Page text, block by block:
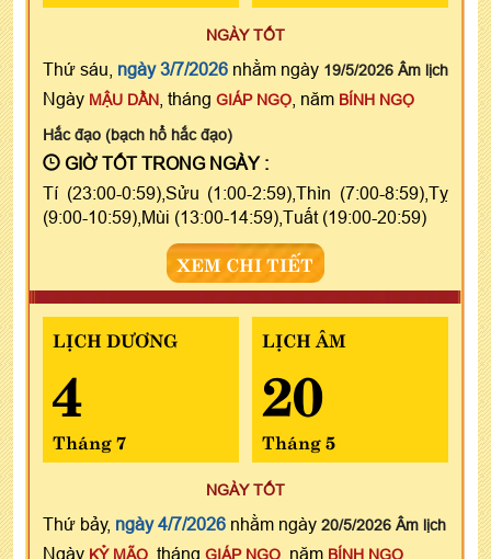
NGÀY TỐT
Thứ sáu, ngày 3/7/2026 nhằm ngày 19/5/2026 Âm lịch
Ngày MẬU DẦN , tháng GIÁP NGỌ , năm BÍNH NGỌ
Hắc đạo (bạch hổ hắc đạo)
GIỜ TỐT TRONG NGÀY :
Tí (23:00-0:59),Sửu (1:00-2:59),Thìn (7:00-8:59),Tỵ
(9:00-10:59),Mùi (13:00-14:59),Tuất (19:00-20:59)
XEM CHI TIẾT
LỊCH DƯƠNG
4
Tháng 7
LỊCH ÂM
20
Tháng 5
NGÀY TỐT
Thứ bảy, ngày 4/7/2026 nhằm ngày 20/5/2026 Âm lịch
Ngày KỶ MÃO , tháng GIÁP NGỌ , năm BÍNH NGỌ